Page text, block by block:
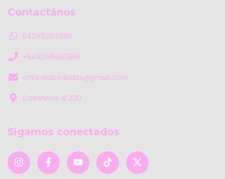
Contactános
542915263895
+5492915263895
criticaldicedados@gmail.com
Casanova al 200
Sigamos conectados